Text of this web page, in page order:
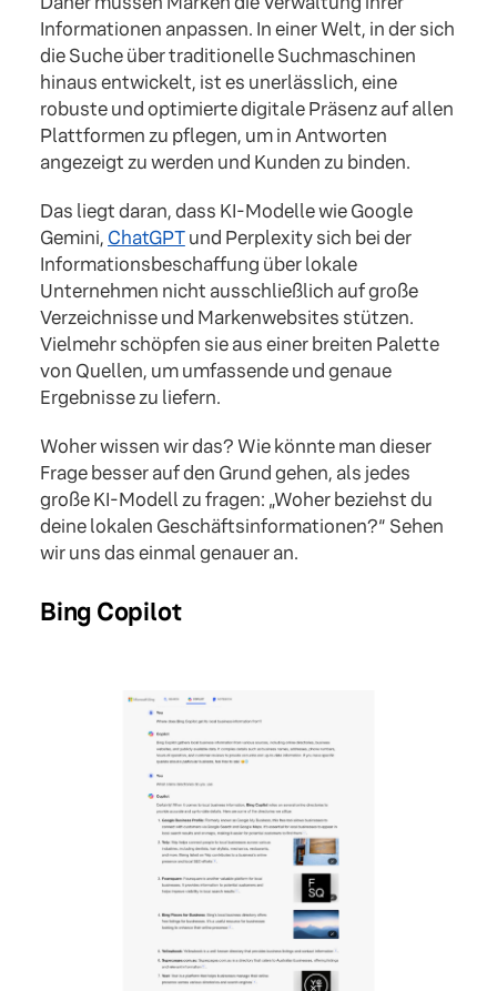
Informationen anpassen. In einer Welt, in der sich
die Suche über traditionelle Suchmaschinen
hinaus entwickelt, ist es unerlässlich, eine
robuste und optimierte digitale Präsenz auf allen
Plattformen zu pflegen, um in Antworten
angezeigt zu werden und Kunden zu binden.
Das liegt daran, dass KI-Modelle wie Google
Gemini, ChatGPTund Perplexity sich bei der
Informationsbeschaffung über lokale
Unternehmen nicht ausschließlich auf große
Verzeichnisse und Markenwebsites stützen.
Vielmehr schöpfen sie aus einer breiten Palette
von Quellen, um umfassende und genaue
Ergebnisse zu liefern.
Woher wissen wir das? Wie könnte man dieser
Frage besser auf den Grund gehen, als jedes
große KI-Modell zu fragen: „Woher beziehst du
deine lokalen Geschäftsinformationen?“ Sehen
wir uns das einmal genauer an.
Bing Copilot